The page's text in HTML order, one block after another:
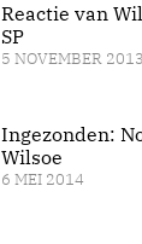
Reactie van
SP
5 NOVEMBER 2013
Ingezonden:
Wilsoe
6 MEI 2014